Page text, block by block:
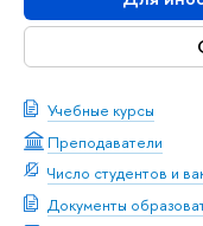
Учебные курсы
Преподаватели
Число студентов и
Документы